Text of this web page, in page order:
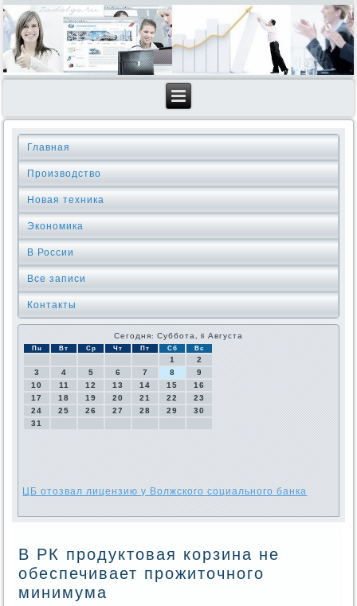
Главная
Производство
Новая техника
Экономика
В России
Все записи
Контакты
Сегодня: Суббота, 8 Августа
Пн Вт Ср Чт Пт Сб Вс
1
2
3
4 5 6 7 8
9
10
11 12 13 14 15
16
17
18 19 20 21 22
23
24
25 26 27 28 29
30
31
ЦБ отозвал лицензию у Волжского социального банка
В РК продуктовая корзина не
обеспечивает прожиточного
минимума